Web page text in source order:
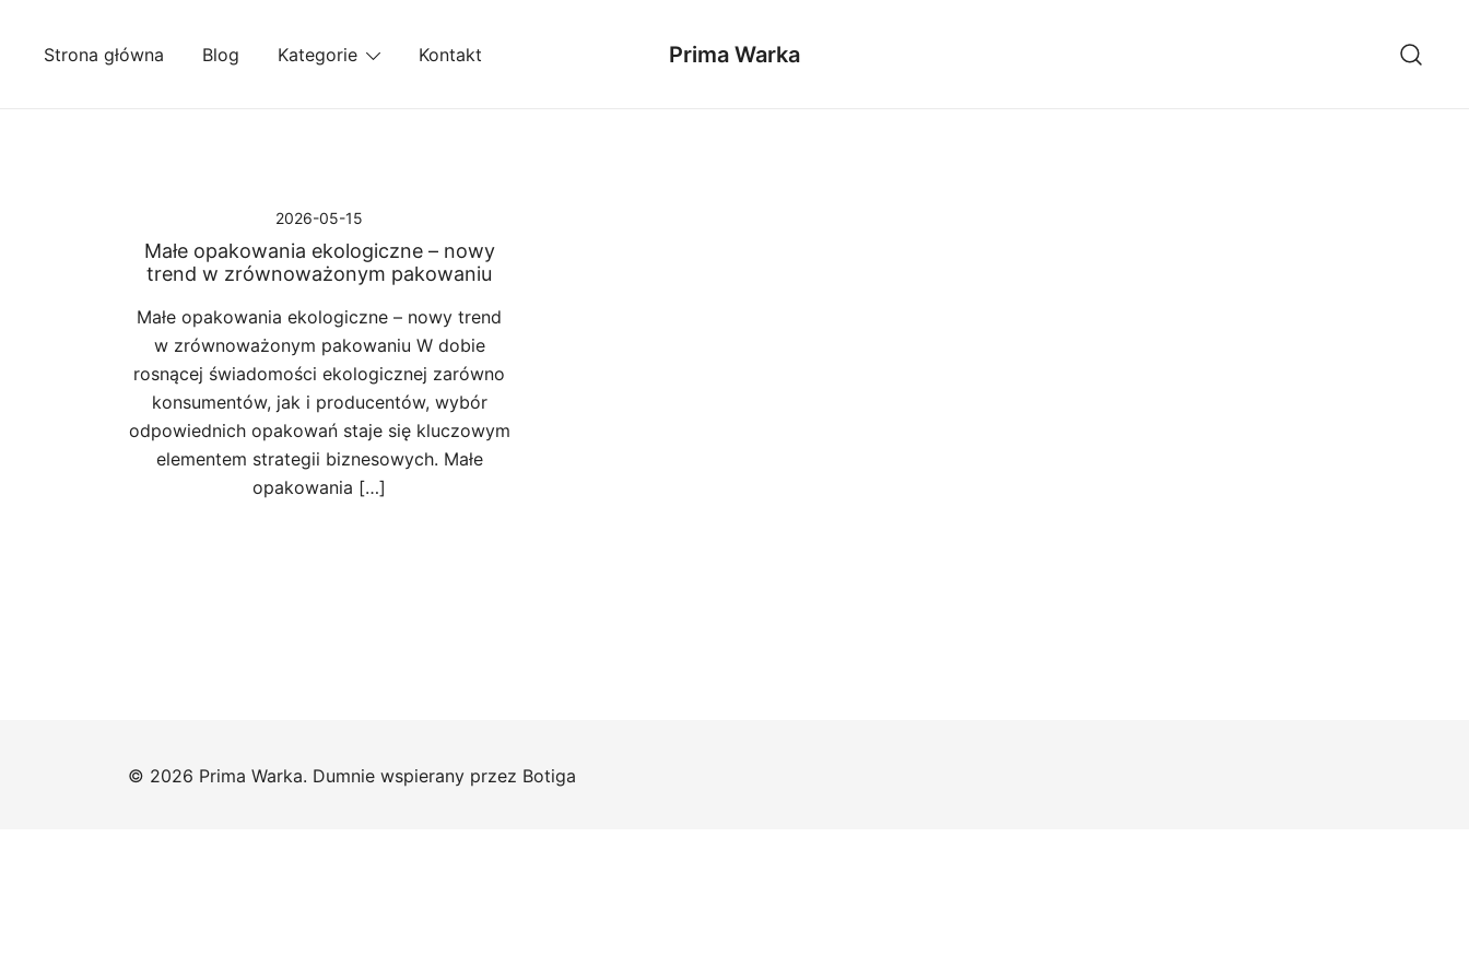
Strona główna Blog Kategorie Kontakt Prima Warka
2026-05-15
Małe opakowania ekologiczne – nowy
trend w zrównoważonym pakowaniu
Małe opakowania ekologiczne – nowy trend
w zrównoważonym pakowaniu W dobie
rosnącej świadomości ekologicznej zarówno
konsumentów, jak i producentów, wybór
odpowiednich opakowań staje się kluczowym
elementem strategii biznesowych. Małe
opakowania […]
© 2026 Prima Warka. Dumnie wspierany przez Botiga